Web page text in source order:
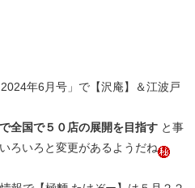
年6月号」で【沢庵】＆江波戸
全国で５０店の展開を目指す と事
ろいろと変更があるようだね